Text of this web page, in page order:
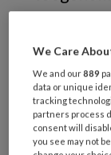
gewone
ArboNed
In augustus
We Care
We and our889
data or unique
tracking
partners process
consent will
you see may not